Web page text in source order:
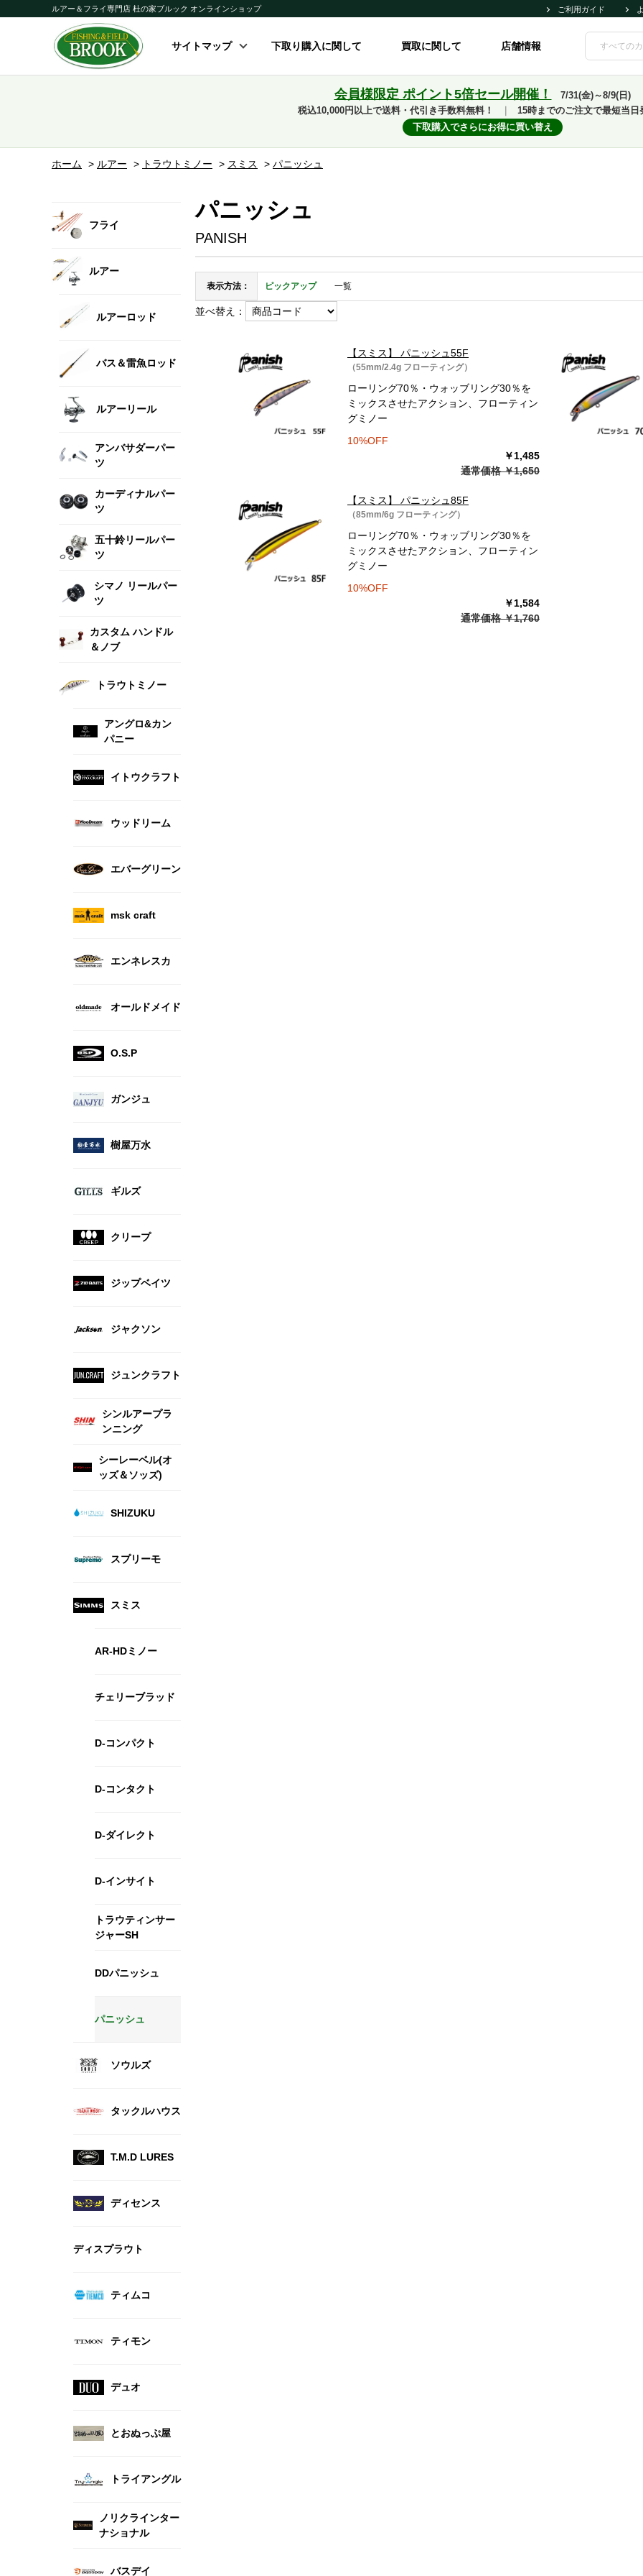
ルアー＆フライ専門店 杜の家ブルック オンラインショップ ご利用ガイド
サイトマップ 下取り購入に関して 買取に関して 店舗情報
会員様限定 ポイント5倍セール開催！
7/31(金)～8/9(日)
税込10,000円以上で送料・代引き手数料無料！
15時までのご注文で最短当日
下取購入でさらにお得に買い替え
ホーム > ルアー > トラウトミノー > スミス > パニッシュ
フライ
ルアー
ルアーロッド
バス＆雷魚ロッド
ルアーリール
アンバサダーパー
ツ
カーディナルパー
ツ
五十鈴リールパー
ツ
シマノ リールパー
ツ
カスタム ハンドル
＆ノブ
トラウトミノー
アングロ&カン
パニー
イトウクラフト
ウッドリーム
エバーグリーン
msk craft
エンネレスカ
オールドメイド
O.S.P
ガンジュ
樹屋万水
ギルズ
クリープ
ジップベイツ
ジャクソン
ジュンクラフト
シンルアープラ
ンニング
シーレーベル(オ
ッズ＆ソッズ)
SHIZUKU
スプリーモ
スミス
AR-HDミノー
チェリーブラッド
D-コンパクト
D-コンタクト
D-ダイレクト
D-インサイト
トラウティンサー
ジャーSH
DDパニッシュ
パニッシュ
ソウルズ
タックルハウス
T.M.D LURES
ディセンス
ディスプラウト
ティムコ
ティモン
デュオ
とおぬっぷ屋
トライアングル
ノリクラインター
ナショナル
バスデイ
パニッシュ
PANISH
表示方法： ピックアップ 一覧
並べ替え：
【スミス】 パニッシュ55F
（55mm/2.4g フローティング）
ローリング70％・ウォッブリング30％を
ミックスさせたアクション、フローティン
グミノー
10%OFF
￥1,485
通常価格 ￥1,650
【スミス】 パニッシュ85F
（85mm/6g フローティング）
ローリング70％・ウォッブリング30％を
ミックスさせたアクション、フローティン
グミノー
10%OFF
￥1,584
通常価格 ￥1,760